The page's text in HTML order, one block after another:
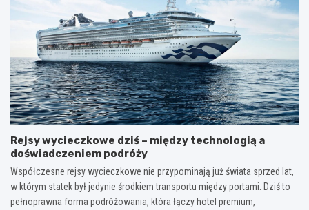
Rejsy wycieczkowe dziś – między technologią a
doświadczeniem podróży
Współczesne rejsy wycieczkowe nie przypominają już świata sprzed lat,
w którym statek był jedynie środkiem transportu między portami. Dziś to
pełnoprawna forma podróżowania, która łączy hotel premium,